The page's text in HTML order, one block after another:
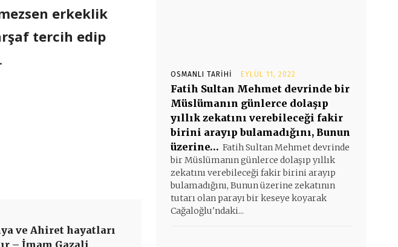
erkeklik
tercih edip
ve Ahiret hayatları
– İmam Gazali
OSMANLI TARIHI EYLÜL 11, 2022
Fatih Sultan Mehmet devrinde bir
Müslümanın günlerce dolaşıp
yıllık zekatını verebileceği fakir
birini arayıp bulamadığını, Bunun
üzerine… Fatih Sultan Mehmet devrinde
bir Müslümanın günlerce dolaşıp yıllık
zekatını verebileceği fakir birini arayıp
bulamadığını, Bunun üzerine zekatının
tutarı olan parayı bir keseye koyarak
Cağaloğlu'ndaki...